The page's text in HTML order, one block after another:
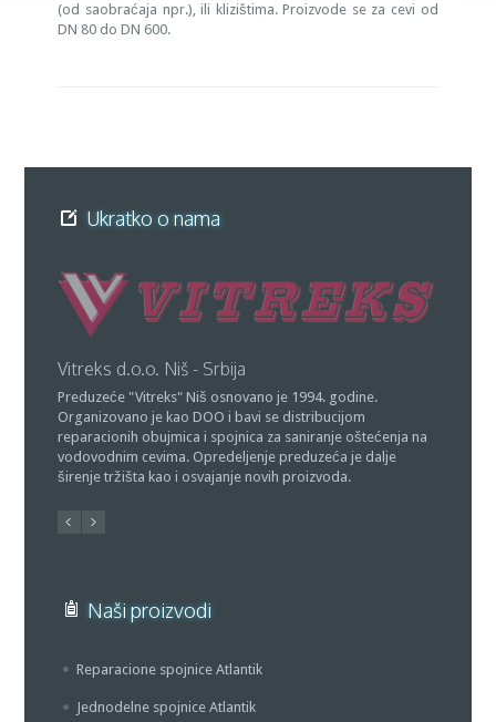
(od saobraćaja npr.), ili klizištima. Proizvode se za cevi od
DN 80 do DN 600.
Ukratko o nama
Vitreks d.o.o. Niš - Srbija
Preduzeće "Vitreks" Niš osnovano je 1994. godine.
Organizovano je kao DOO i bavi se distribucijom
reparacionih obujmica i spojnica za saniranje oštećenja na
vodovodnim cevima. Opredeljenje preduzeća je dalje
širenje tržišta kao i osvajanje novih proizvoda.
Naši proizvodi
Reparacione spojnice Atlantik
Jednodelne spojnice Atlantik